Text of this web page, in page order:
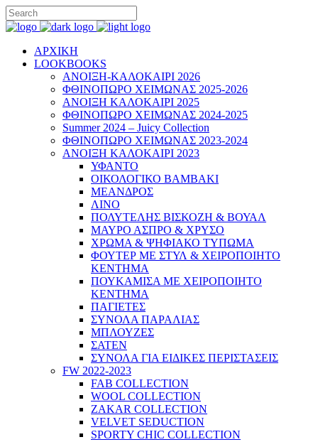
ΑΡΧΙΚΗ
LOOKBOOKS
ΑΝΟΙΞΗ-ΚΑΛΟΚΑΙΡΙ 2026
ΦΘΙΝΟΠΩΡΟ ΧΕΙΜΩΝΑΣ 2025-2026
ΑΝΟΙΞΗ ΚΑΛΟΚΑΙΡΙ 2025
ΦΘΙΝΟΠΩΡΟ ΧΕΙΜΩΝΑΣ 2024-2025
Summer 2024 – Juicy Collection
ΦΘΙΝΟΠΩΡΟ ΧΕΙΜΩΝΑΣ 2023-2024
ΑΝΟΙΞΗ ΚΑΛΟΚΑΙΡΙ 2023
ΥΦΑΝΤΟ
ΟΙΚΟΛΟΓΙΚΟ ΒΑΜΒΑΚΙ
ΜΕΑΝΔΡΟΣ
ΛΙΝΟ
ΠΟΛΥΤΕΛΗΣ ΒΙΣΚΟΖΗ & ΒΟΥΑΛ
ΜΑΥΡΟ ΑΣΠΡΟ & ΧΡΥΣΟ
ΧΡΩΜΑ & ΨΗΦΙΑΚΟ ΤΥΠΩΜΑ
ΦΟΥΤΕΡ ΜΕ ΣΤΥΛ & ΧΕΙΡΟΠΟΙΗΤΟ
ΚΕΝΤΗΜΑ
ΠΟΥΚΑΜΙΣΑ ΜΕ ΧΕΙΡΟΠΟΙΗΤΟ
ΚΕΝΤΗΜΑ
ΠΑΓΙΕΤΕΣ
ΣΥΝΟΛΑ ΠΑΡΑΛΙΑΣ
ΜΠΛΟΥΖΕΣ
ΣΑΤΕΝ
ΣΥΝΟΛΑ ΓΙΑ ΕΙΔΙΚΕΣ ΠΕΡΙΣΤΑΣΕΙΣ
FW 2022-2023
FAB COLLECTION
WOOL COLLECTION
ZAKAR COLLECTION
VELVET SEDUCTION
SPORTY CHIC COLLECTION